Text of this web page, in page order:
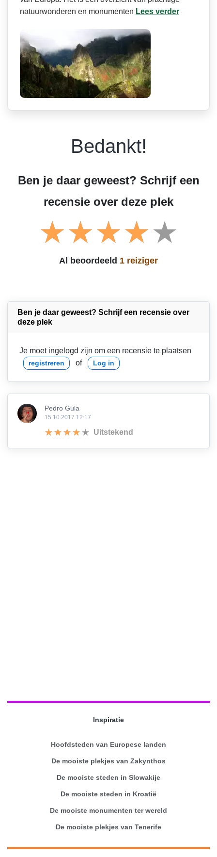
natuurwonderen en monumenten Lees verder
Bedankt!
Ben je daar geweest? Schrijf een
recensie over deze plek
Al beoordeeld 1 reiziger
Ben je daar geweest? Schrijf een recensie over
deze plek
Je moet ingelogd zijn om een recensie te plaatsen
registreren of Log in
Pedro Gula
15.10.2017 12:17
Uitstekend
Inspiratie
Hoofdsteden van Europese landen
De mooiste plekjes van Zakynthos
De mooiste steden in Slowakije
De mooiste steden in Kroatië
De mooiste monumenten ter wereld
De mooiste plekjes van Tenerife